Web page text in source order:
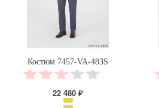
Костюм 7457-VA-483S
22 480 ₽